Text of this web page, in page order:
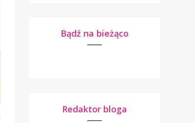
Bądź na bieżąco
Redaktor bloga